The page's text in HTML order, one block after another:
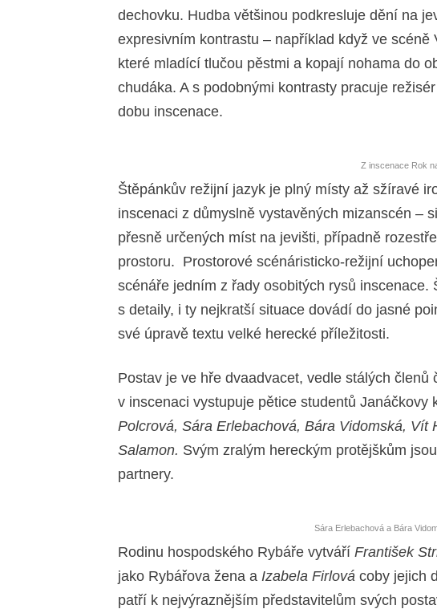
dechovku. Hudba většinou podkresluje dění na
expresivním kontrastu – například když ve scéně
které mladící tlučou pěstmi a kopají nohama do
chudáka. A s podobnými kontrasty pracuje
dobu inscenace.
Z inscenace Rok
Štěpánkův režijní jazyk je plný místy až sžíravé
inscenaci z důmyslně vystavěných mizanscén –
přesně určených míst na jevišti, případně
prostoru. Prostorové scénáristicko-režijní
scénáře jedním z řady osobitých rysů inscenace.
s detaily, i ty nejkratší situace dovádí do jasné
své úpravě textu velké herecké příležitosti.
Postav je ve hře dvaadvacet, vedle stálých členů
v inscenaci vystupuje pětice studentů Janáčkovy
Polcrová, Sára Erlebachová, Bára Vidomská, Vít
Salamon. Svým zralým hereckým protějškům
partnery.
Sára Erlebachová a Bára
Rodinu hospodského Rybáře vytváří František
jako Rybářova žena a Izabela Firlová coby jejich
patří k nejvýraznějším představitelům svých